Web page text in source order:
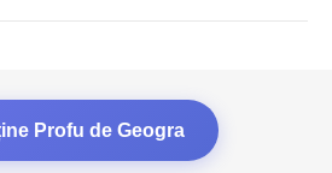
Profu de Geogra